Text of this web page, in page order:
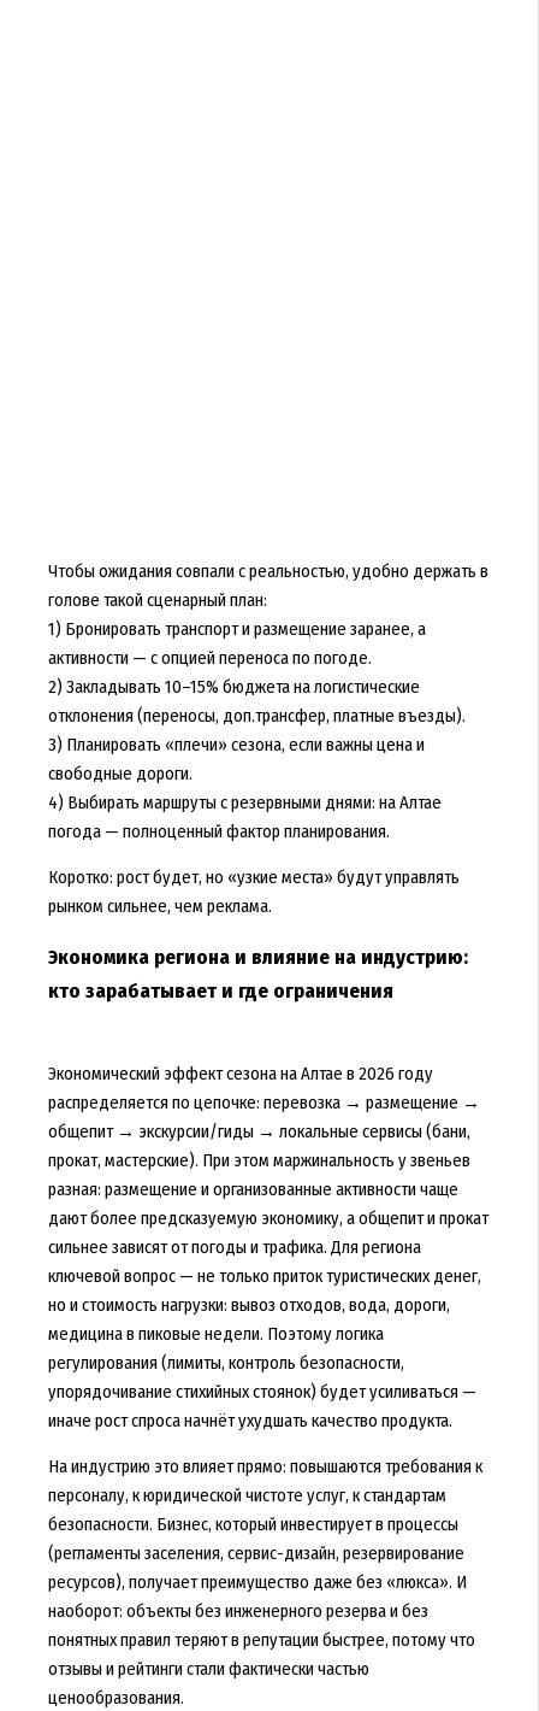
Чтобы ожидания совпали с реальностью, удобно держать в
голове такой сценарный план:
1) Бронировать транспорт и размещение заранее, а
активности — с опцией переноса по погоде.
2) Закладывать 10–15% бюджета на логистические
отклонения (переносы, доп.трансфер, платные въезды).
3) Планировать «плечи» сезона, если важны цена и
свободные дороги.
4) Выбирать маршруты с резервными днями: на Алтае
погода — полноценный фактор планирования.
Коротко: рост будет, но «узкие места» будут управлять
рынком сильнее, чем реклама.
Экономика региона и влияние на индустрию:
кто зарабатывает и где ограничения
Экономический эффект сезона на Алтае в 2026 году
распределяется по цепочке: перевозка → размещение →
общепит → экскурсии/гиды → локальные сервисы (бани,
прокат, мастерские). При этом маржинальность у звеньев
разная: размещение и организованные активности чаще
дают более предсказуемую экономику, а общепит и прокат
сильнее зависят от погоды и трафика. Для региона
ключевой вопрос — не только приток туристических денег,
но и стоимость нагрузки: вывоз отходов, вода, дороги,
медицина в пиковые недели. Поэтому логика
регулирования (лимиты, контроль безопасности,
упорядочивание стихийных стоянок) будет усиливаться —
иначе рост спроса начнёт ухудшать качество продукта.
На индустрию это влияет прямо: повышаются требования к
персоналу, к юридической чистоте услуг, к стандартам
безопасности. Бизнес, который инвестирует в процессы
(регламенты заселения, сервис-дизайн, резервирование
ресурсов), получает преимущество даже без «люкса». И
наоборот: объекты без инженерного резерва и без
понятных правил теряют в репутации быстрее, потому что
отзывы и рейтинги стали фактически частью
ценообразования.